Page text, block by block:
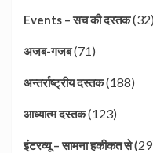
Events – सच की दस्तक(32)
अजब-गजब(71)
अन्तर्राष्ट्रीय दस्तक(188)
आध्यात्म दस्तक(123)
इंटरव्यू – सामना हकीकत से